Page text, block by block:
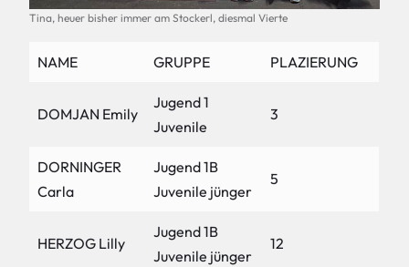
Tina, heuer bisher immer am Stockerl, diesmal Vierte
NAME GRUPPE PLAZIERUNG
DOMJAN Emily
Jugend 1
Juvenile
3
DORNINGER
Carla
Jugend 1B
Juvenile jünger
5
HERZOG Lilly
Jugend 1B
Juvenile jünger
12